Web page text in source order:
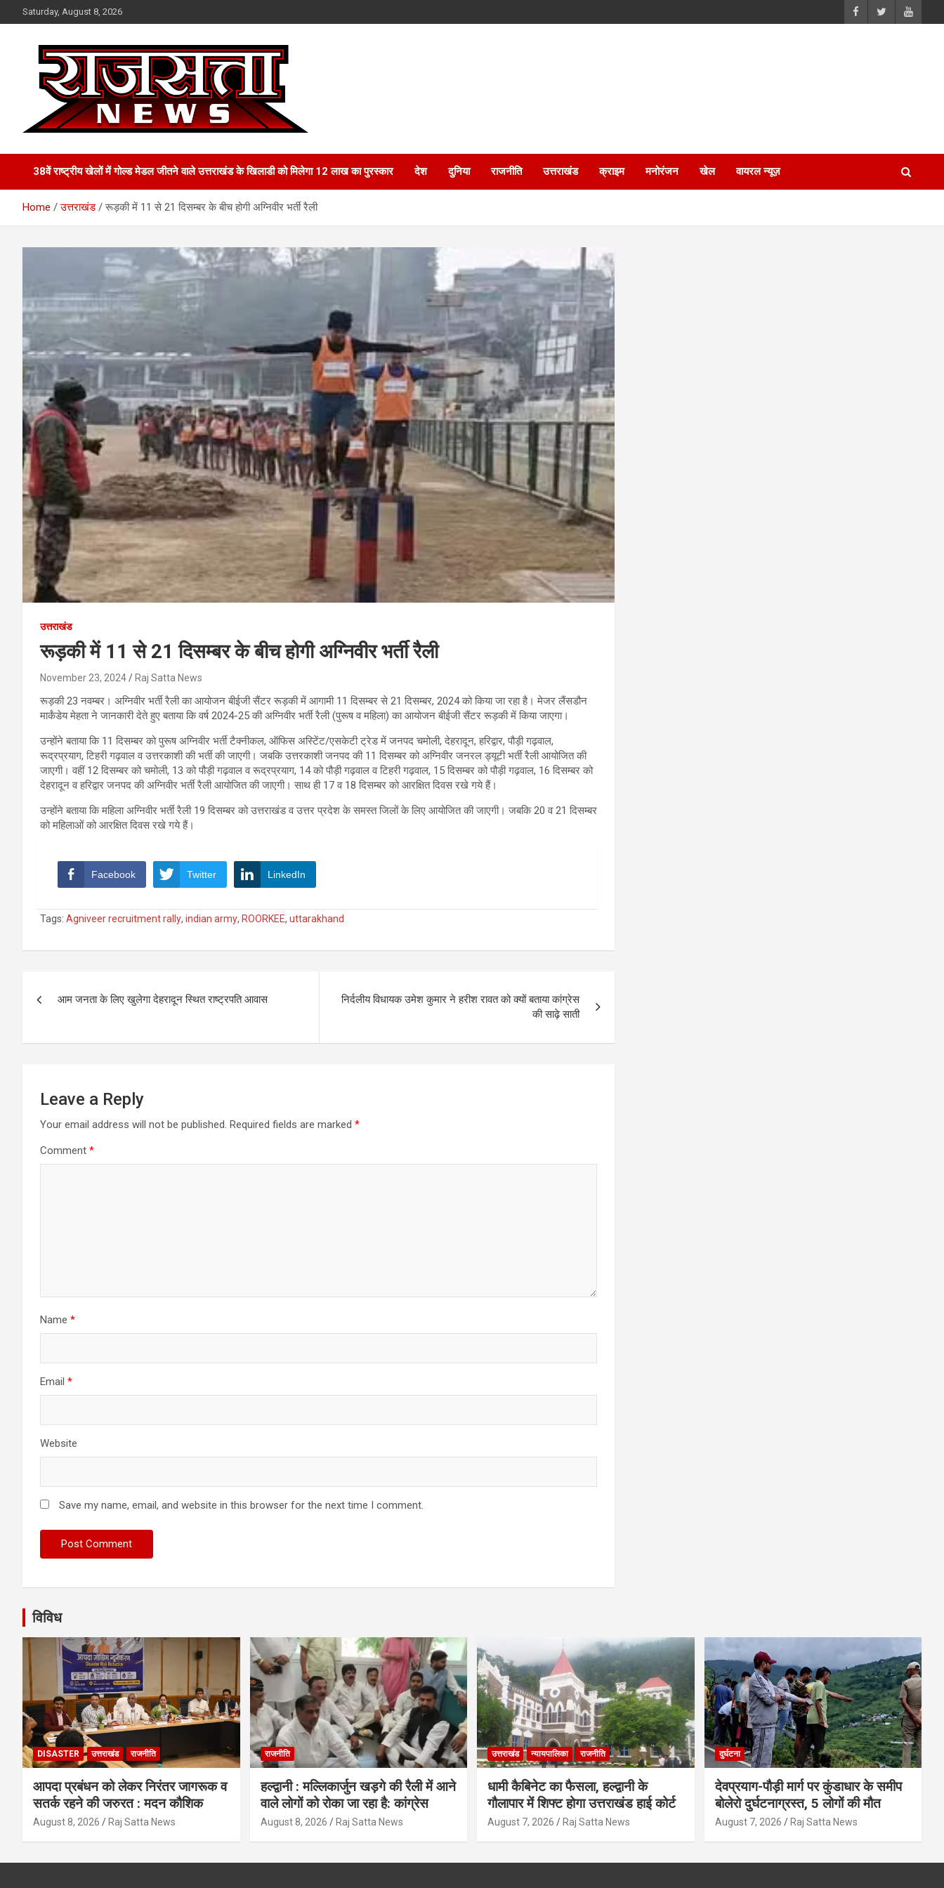
to
Saturday, August 8, 2026
Raj Satta News
38वें राष्ट्रीय खेलों में गोल्‍ड मेडल जीतने वाले उत्तराखंड के खिलाडी को मिलेगा 12 लाख का पुरस्कार देश दुनिया राजनीति उत्तराखंड क्राइम मनोरंजन खेल वायरल न्यूज़
Home उत्तराखंड रूड़की में 11 से 21 दिसम्बर के बीच होगी अग्निवीर भर्ती रैली
उत्तराखंड
रूड़की में 11 से 21 दिसम्बर के बीच होगी अग्निवीर भर्ती रैली
November 23, 2024 Raj Satta News
रूड़की 23 नवम्बर। अग्निवीर भर्ती रैली का आयोजन बीईजी सैंटर रूड़की में आगामी 11 दिसम्बर से 21 दिसम्बर, 2024 को किया जा रहा है। मेजर लैंसडौन
मार्कंडेय मेहता ने जानकारी देते हुए बताया कि वर्ष 2024-25 की अग्निवीर भर्ती रैली (पुरूष व महिला) का आयोजन बीईजी सैंटर रूड़की में किया जाएगा।
उन्होंने बताया कि 11 दिसम्बर को पुरूष अग्निवीर भर्ती टैक्नीकल, ऑफिस अस्टिेंट/एसकेटी ट्रेड में जनपद चमोली, देहरादून, हरिद्वार, पौड़ी गढ़वाल,
रूद्रप्रयाग, टिहरी गढ़वाल व उत्तरकाशी की भर्ती की जाएगी। जबकि उत्तरकाशी जनपद की 11 दिसम्बर को अग्निवीर जनरल ड्यूटी भर्ती रैली आयोजित की
जाएगी। वहीं 12 दिसम्बर को चमोली, 13 को पौड़ी गढ़वाल व रूद्रप्रयाग, 14 को पौड़ी गढ़वाल व टिहरी गढ़वाल, 15 दिसम्बर को पौड़ी गढ़वाल, 16 दिसम्बर को
देहरादून व हरिद्वार जनपद की अग्निवीर भर्ती रैली आयोजित की जाएगी। साथ ही 17 व 18 दिसम्बर को आरक्षित दिवस रखे गये हैं।
उन्होंने बताया कि महिला अग्निवीर भर्ती रैली 19 दिसम्बर को उत्तराखंड व उत्तर प्रदेश के समस्त जिलों के लिए आयोजित की जाएगी। जबकि 20 व 21 दिसम्बर
को महिलाओं को आरक्षित दिवस रखे गये हैं।
Facebook Twitter LinkedIn
Tags: Agniveer recruitment rally, indian army, ROORKEE, uttarakhand
आम जनता के लिए खुलेगा देहरादून स्थित राष्ट्रपति आवास
निर्दलीय विधायक उमेश कुमार ने हरीश रावत को क्यों बताया कांग्रेस
की साढ़े साती
Leave a Reply
Your email address will not be published. Required fields are marked *
Comment *
Name *
Email *
Website
Save my name, email, and website in this browser for the next time I comment.
विविध
DISASTER उत्तराखंड राजनीति
आपदा प्रबंधन को लेकर निरंतर जागरूक व
सतर्क रहने की जरुरत : मदन कौशिक
August 8, 2026 Raj Satta News
राजनीति
हल्द्वानी : मल्लिकार्जुन खड़गे की रैली में आने
वाले लोगों को रोका जा रहा है: कांग्रेस
August 8, 2026 Raj Satta News
उत्तराखंड न्यायपालिका राजनीति
धामी कैबिनेट का फैसला, हल्द्वानी के
गौलापार में शिफ्ट होगा उत्तराखंड हाई कोर्ट
August 7, 2026 Raj Satta News
दुर्घटना
देवप्रयाग-पौड़ी मार्ग पर कुंडाधार के समीप
बोलेरो दुर्घटनाग्रस्त, 5 लोगों की मौत
August 7, 2026 Raj Satta News